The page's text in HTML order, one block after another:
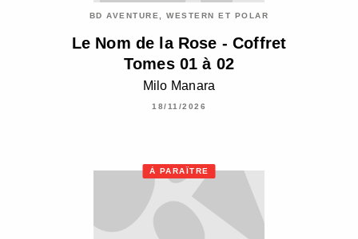
BD AVENTURE, WESTERN ET POLAR
Le Nom de la Rose - Coffret
Tomes 01 à 02
Milo Manara
18/11/2026
À PARAÎTRE